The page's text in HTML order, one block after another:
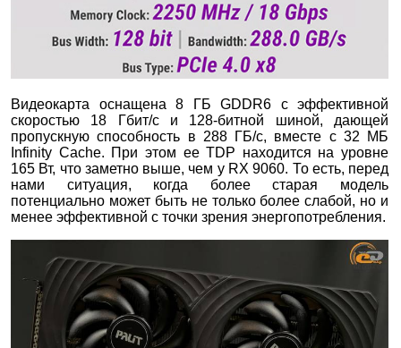
Видеокарта оснащена 8 ГБ GDDR6 с эффективной
скоростью 18 Гбит/с и 128-битной шиной, дающей
пропускную способность в 288 ГБ/с, вместе с 32 МБ
Infinity Cache. При этом ее TDP находится на уровне
165 Вт, что заметно выше, чем у RX 9060. То есть, перед
нами ситуация, когда более старая модель
потенциально может быть не только более слабой, но и
менее эффективной с точки зрения энергопотребления.